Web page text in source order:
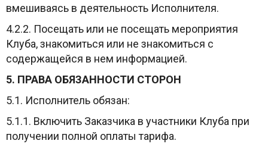
вмешиваясь в деятельность Исполнителя.
4.2.2. Посещать или не посещать мероприятия
Клуба, знакомиться или не знакомиться с
содержащейся в нем информацией.
5. ПРАВА ОБЯЗАННОСТИ СТОРОН
5.1. Исполнитель обязан:
5.1.1. Включить Заказчика в участники Клуба при
получении полной оплаты тарифа.